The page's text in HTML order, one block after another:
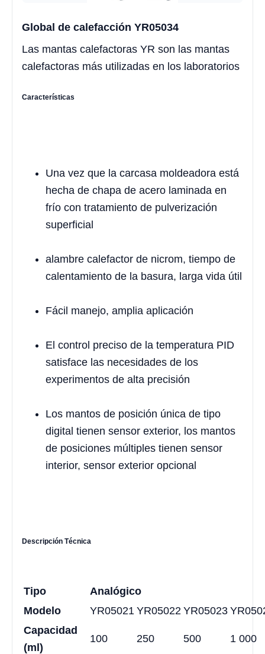
Global de calefacción YR05034
Las mantas calefactoras YR son las mantas
calefactoras más utilizadas en los laboratorios
Características
Una vez que la carcasa moldeadora está
hecha de chapa de acero laminada en
frío con tratamiento de pulverización
superficial
alambre calefactor de nicrom, tiempo de
calentamiento de la basura, larga vida útil
Fácil manejo, amplia aplicación
El control preciso de la temperatura PID
satisface las necesidades de los
experimentos de alta precisión
Los mantos de posición única de tipo
digital tienen sensor exterior, los mantos
de posiciones múltiples tienen sensor
interior, sensor exterior opcional
Descripción Técnica
Tipo
Analógico
Modelo
YR05021 YR05022 YR05023
Capacidad
(ml)
100 250 500 1 000